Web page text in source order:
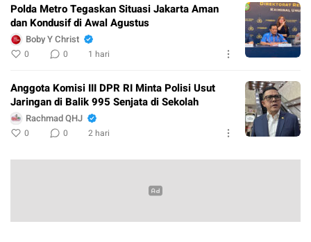
Polda Metro Tegaskan Situasi Jakarta Aman
dan Kondusif di Awal Agustus
Boby Y Christ
0 0 1 hari
Anggota Komisi III DPR RI Minta Polisi Usut
Jaringan di Balik 995 Senjata di Sekolah
Rachmad QHJ
0 0 2 hari